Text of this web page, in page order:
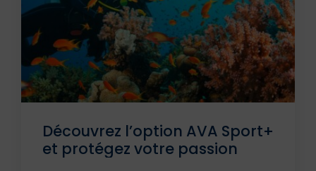
Découvrez l’option AVA Sport+
et protégez votre passion